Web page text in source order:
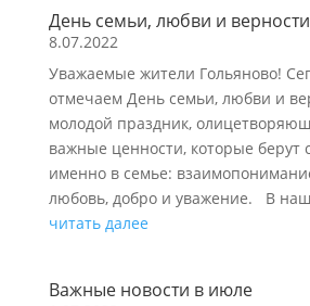
День семьи, любви и верности
8.07.2022
Уважаемые жители Гольяново!
отмечаем День семьи, любви и
молодой праздник,
важные ценности, которые берут
именно в семье:
любовь, добро и уважение. В
читать далее
Важные новости в июле